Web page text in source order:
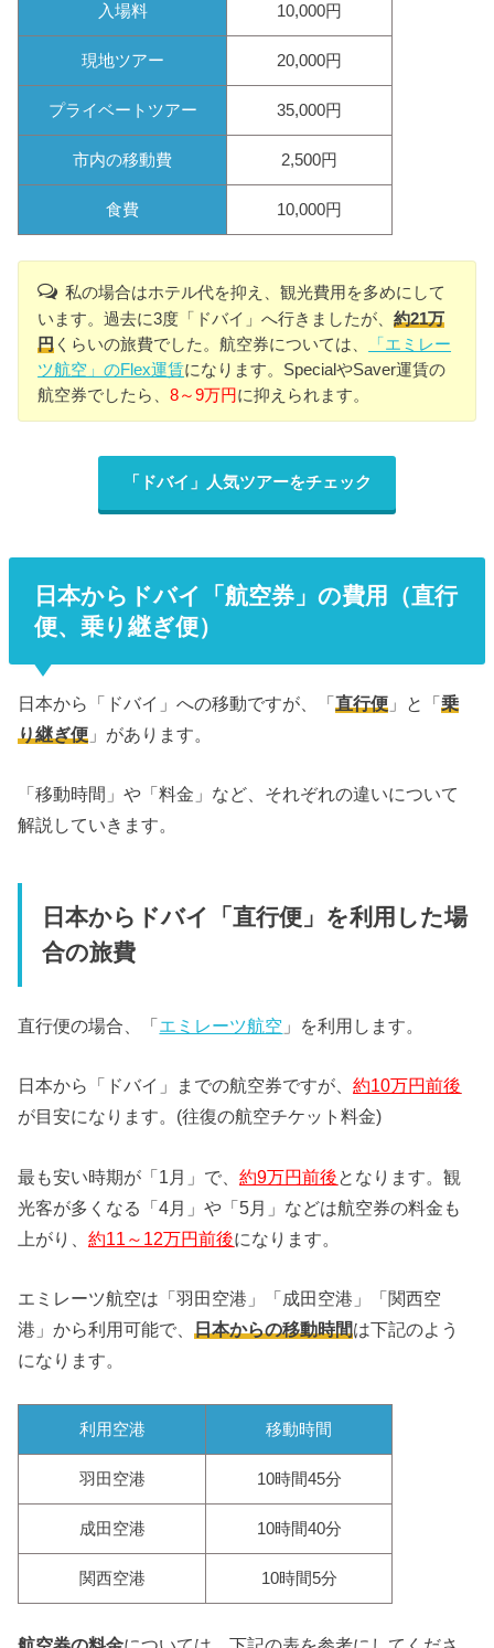
入場料 10,000円
現地ツアー 20,000円
プライベートツアー 35,000円
市内の移動費 2,500円
食費 10,000円
私の場合はホテル代を抑え、観光費用を多めにして
います。過去に3度「ドバイ」へ行きましたが、約21万
円 くらいの旅費でした。航空券については、
「エミレー
ツ航空」のFlex運賃になります。SpecialやSaver運賃の
航空券でしたら、8～9万円に抑えられます。
「ドバイ」人気ツアーをチェック
日本からドバイ「航空券」の費用（直行
便、乗り継ぎ便）
日本から「ドバイ」への移動ですが、「直行便 」と「乗
り継ぎ便 」があります。
「移動時間」や「料金」など、それぞれの違いについて
解説していきます。
日本からドバイ「直行便」を利用した場
合の旅費
直行便の場合、「エミレーツ航空 」を利用します。
日本から「ドバイ」までの航空券ですが、約10万円前後
が目安になります。(往復の航空チケット料金)
最も安い時期が「1月」で、約9万円前後となります。観
光客が多くなる「4月」や「5月」などは航空券の料金も
上がり、約11～12万円前後になります。
エミレーツ航空は「羽田空港」「成田空港」「関西空
港」から利用可能で、日本からの移動時間は下記のよう
になります。
利用空港 移動時間
羽田空港 10時間45分
成田空港 10時間40分
関西空港 10時間5分